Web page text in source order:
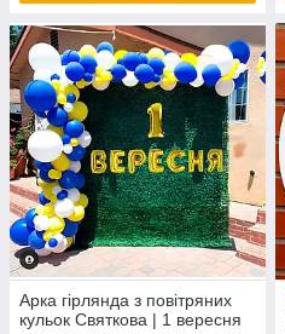
Арка гірлянда з повітряних
кульок Святкова | 1 вересня